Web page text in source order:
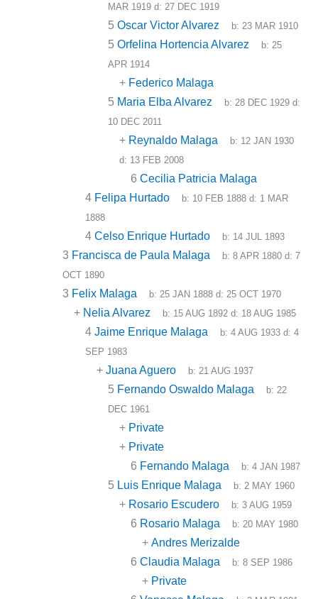
MAR 1919 d: 27 DEC 1919
5 Oscar Victor Alvarez b:23 MAR 1910
5 Orfelina Hortencia Alvarez b:25
APR 1914
+ Federico Malaga
5 Maria Elba Alvarez b:28 DEC 1929 d:
10 DEC 2011
+ Reynaldo Malaga b: 12 JAN 1930
d: 13 FEB 2008
6 Cecilia Patricia Malaga
4 Felipa Hurtado b: 10 FEB 1888 d: 1 MAR
1888
4 Celso Enrique Hurtado b: 14 JUL 1893
3 Francisca de Paula Malaga b:8 APR 1880 d:7
OCT 1890
3 Felix Malaga b:25 JAN 1888 d:25 OCT 1970
+ Nelia Alvarez b: 15 AUG 1892 d: 18 AUG 1985
4 Jaime Enrique Malaga b:4 AUG 1933 d:4
SEP 1983
+ Juana Aguero b:21 AUG 1937
5 Fernando Oswaldo Malaga b:22
DEC 1961
+ Private
+ Private
6 Fernando Malaga b:4 JAN 1987
5 Luis Enrique Malaga b:2 MAY 1960
+ Rosario Escudero b:3 AUG 1959
6 Rosario Malaga b:20 MAY 1980
+ Andres Merizalde
6 Claudia Malaga b:8 SEP 1986
+ Private